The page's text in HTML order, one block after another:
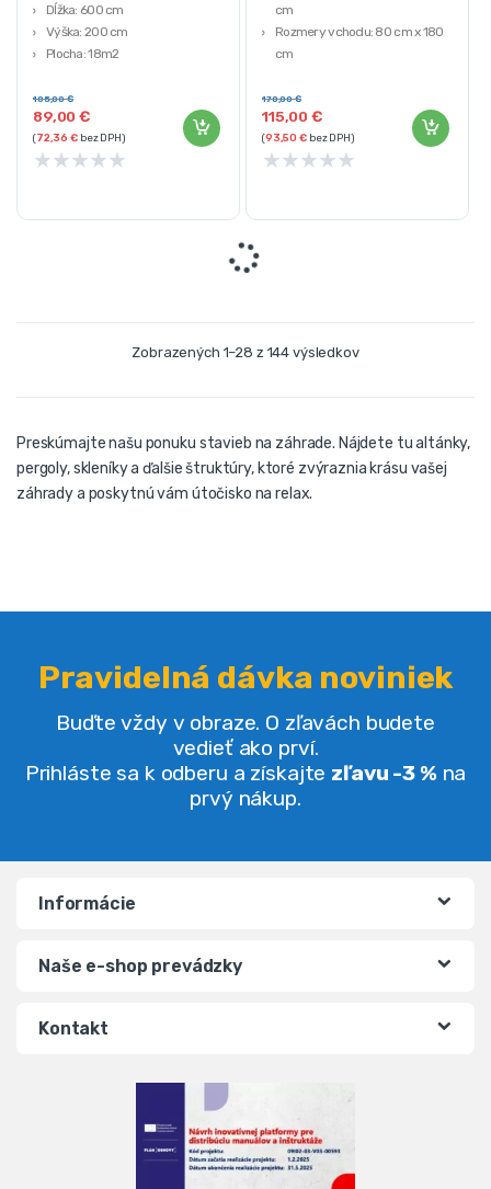
Dĺžka: 600 cm
Výška: 200 cm
Plocha: 18m2
filtrom
89,00€
105,00€
(72,36€bez DPH)
★★★★★
cm
Rozmery vchodu: 80 cm x 180
cm
PE fólia 140 g/m2 UV4 odolná
+ sada tyčí na
vertikalizáciu/podporu rastlín
115,00€
170,00€
(93,50€bez DPH)
★★★★★
Zobrazených 1–28 z 144 výsledkov
Preskúmajte našu ponuku stavieb na záhrade. Nájdete tu altánky,
pergoly, skleníky a ďalšie štruktúry, ktoré zvýraznia krásu vašej
záhrady a poskytnú vám útočisko na relax.
Pravidelná dávka noviniek
Buďte vždy v obraze. O zľavách budete
vedieť ako prví.
Prihláste sa k odberu a získajte zľavu -3 % na
prvý nákup.
Informácie
Naše e-shop prevádzky
Kontakt